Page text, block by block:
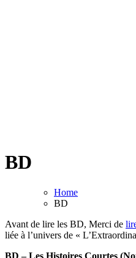
BD
Home
BD
Avant de lire les BD, Merci de
liée à l’univers de «
BD – Les Histoires Courtes